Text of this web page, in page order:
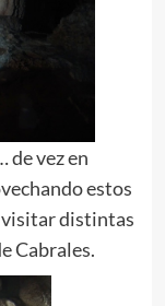
de vez en
estos
visitar distintas
Cabrales.